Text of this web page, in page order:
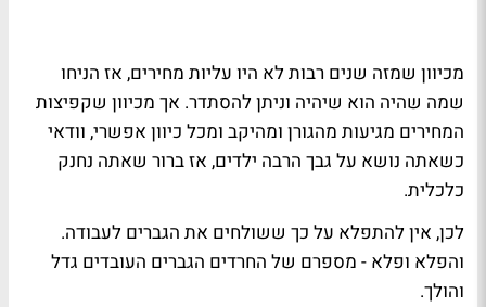
מכיוון שמזה שנים רבות לא היו עליות מחירים, אז הניחו
שמה שהיה הוא שיהיה וניתן להסתדר. אך מכיוון שקפיצות
המחירים מגיעות מהגורן ומהיקב ומכל כיוון אפשרי, וודאי
כשאתה נושא על גבך הרבה ילדים, אז ברור שאתה נחנק
כלכלית.
לכן, אין להתפלא על כך ששולחים את הגברים לעבודה.
והפלא ופלא - מספרם של החרדים הגברים העובדים גדל
והולך.